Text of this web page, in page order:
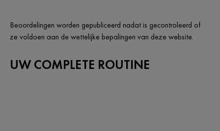
Beoordelingen worden gepubliceerd nadat is gecontroleerd of
ze voldoen aan de wettelijke bepalingen van deze website.
UW COMPLETE ROUTINE